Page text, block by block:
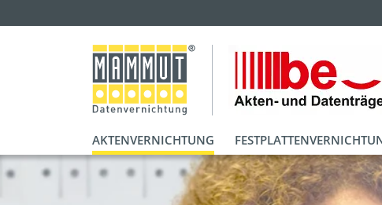
AKTENVERNICHTUNG